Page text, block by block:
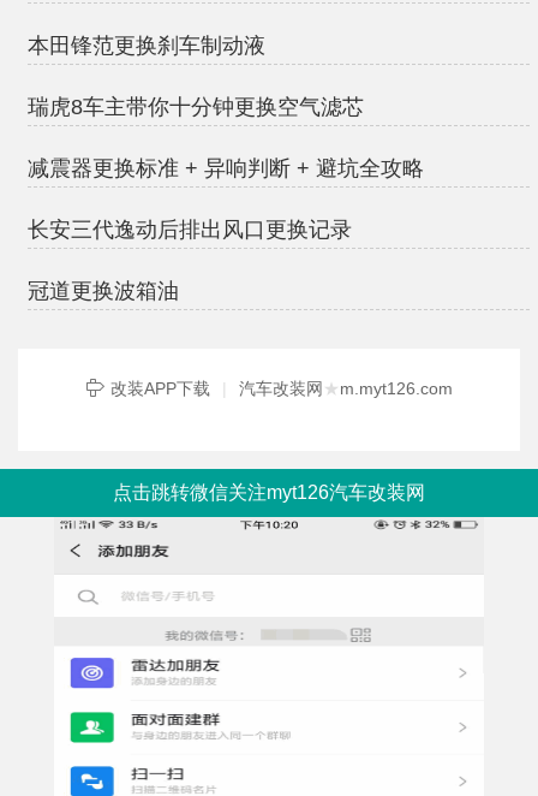
本田锋范更换刹车制动液
瑞虎8车主带你十分钟更换空气滤芯
减震器更换标准 + 异响判断 + 避坑全攻略
长安三代逸动后排出风口更换记录
冠道更换波箱油
改装APP下载 | 汽车改装网 ★m.myt126.com
点击跳转微信关注myt126汽车改装网